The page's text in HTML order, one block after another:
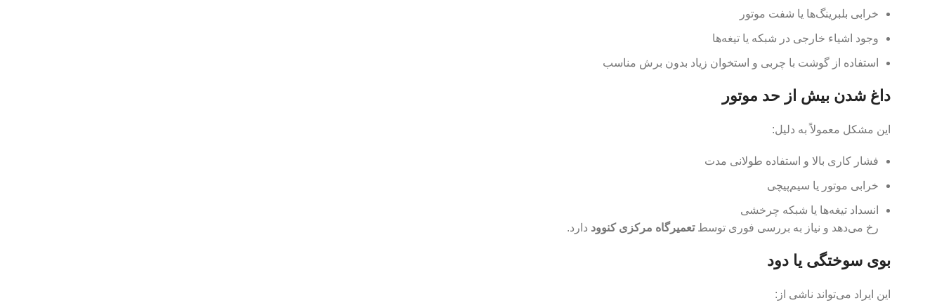
خرابی بلبرینگ‌ها یا شفت موتور
وجود اشیاء خارجی در شبکه یا تیغه‌ها
استفاده از گوشت با چربی و استخوان زیاد بدون برش مناسب
داغ شدن بیش از حد موتور
این مشکل معمولاً به دلیل:
فشار کاری بالا و استفاده طولانی مدت
خرابی موتور یا سیم‌پیچی
انسداد تیغه‌ها یا شبکه چرخشی
رخ می‌دهد و نیاز به بررسی فوری توسطتعمیرگاه مرکزی کنوود دارد.
بوی سوختگی یا دود
این ایراد می‌تواند ناشی از: